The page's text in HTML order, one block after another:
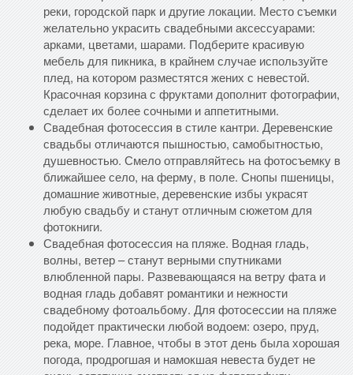
реки, городской парк и другие локации. Место съемки
желательно украсить свадебными аксессуарами:
арками, цветами, шарами. Подберите красивую
мебель для пикника, в крайнем случае используйте
плед, на котором разместятся жених с невестой.
Красочная корзина с фруктами дополнит фотографии,
сделает их более сочными и аппетитными.
Свадебная фотосессия в стиле кантри. Деревенские
свадьбы отличаются пышностью, самобытностью,
душевностью. Смело отправляйтесь на фотосъемку в
ближайшее село, на ферму, в поле. Снопы пшеницы,
домашние животные, деревенские избы украсят
любую свадьбу и станут отличным сюжетом для
фотокниги.
Свадебная фотосессия на пляже. Водная гладь,
волны, ветер – станут верными спутниками
влюбленной пары. Развевающаяся на ветру фата и
водная гладь добавят романтики и нежности
свадебному фотоальбому. Для фотосессии на пляже
подойдет практически любой водоем: озеро, пруд,
река, море. Главное, чтобы в этот день была хорошая
погода, продрогшая и намокшая невеста будет не